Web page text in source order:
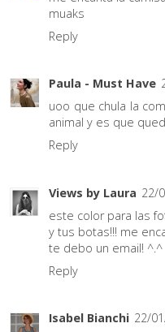
muaks
Reply
Paula - Must Have
uoo que chula la
animal y es que
Reply
Views by Laura 22/
este color para las
y tus botas!!! me
te debo un email! ^.^
Reply
Isabel Bianchi 22/